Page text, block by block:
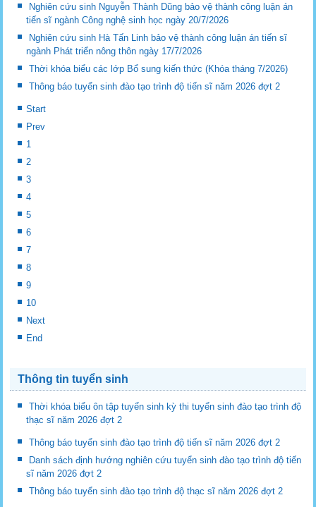
Nghiên cứu sinh Nguyễn Thành Dũng bảo vệ thành công luận án
tiến sĩ ngành Công nghệ sinh học ngày 20/7/2026
Nghiên cứu sinh Hà Tấn Linh bảo vệ thành công luận án tiến sĩ
ngành Phát triển nông thôn ngày 17/7/2026
Thời khóa biểu các lớp Bổ sung kiến thức (Khóa tháng 7/2026)
Thông báo tuyển sinh đào tạo trình độ tiến sĩ năm 2026 đợt 2
Start
Prev
1
2
3
4
5
6
7
8
9
10
Next
End
Thông tin tuyển sinh
Thời khóa biểu ôn tập tuyển sinh kỳ thi tuyển sinh đào tạo trình độ
thạc sĩ năm 2026 đợt 2
Thông báo tuyển sinh đào tạo trình độ tiến sĩ năm 2026 đợt 2
Danh sách định hướng nghiên cứu tuyển sinh đào tạo trình độ tiến
sĩ năm 2026 đợt 2
Thông báo tuyển sinh đào tạo trình độ thạc sĩ năm 2026 đợt 2